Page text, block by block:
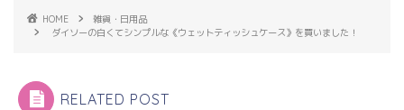
HOME
雑貨・日用品
ダイソーの白くてシンプルな《ウェットティッシュケース》を買いました！
RELATED POST